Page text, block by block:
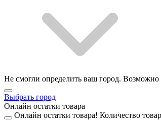
Не смогли определить ваш город. Возможно
Выбрать город
Онлайн остатки товара
Онлайн остатки товара! Количество